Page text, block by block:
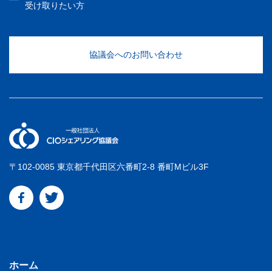
受け取りたい方
協議会へのお問い合わせ
〒102-0085 東京都千代田区六番町2-8 番町Mビル3F
ホーム